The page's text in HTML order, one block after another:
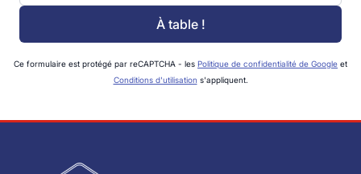
À table !
Ce formulaire est protégé par reCAPTCHA - les Politique de confidentialité de Google et
Conditions d'utilisation s'appliquent.